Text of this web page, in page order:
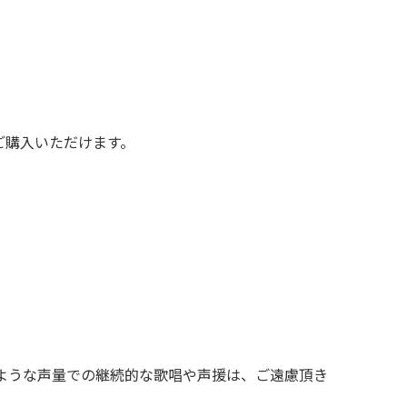
入いただけます。
な声量での継続的な歌唱や声援は、ご遠慮頂き